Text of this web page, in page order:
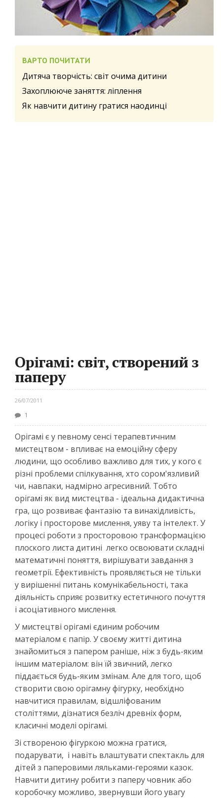
ВАРТО ПОЧИТАТИ
Дитяча творчість: світ очима дитини
Захоплююче заняття: ліплення
Як навчити дитину гратися наодинці
Орігамі: світ, створений з
паперу
26/07/2011
1
Орігамі є у певному сенсі терапевтичним
мистецтвом - впливає на емоційну сферу
людини, що особливо важливо для тих, у кого є
різні проблеми спілкування, хто сором'язливий
чи, навпаки, надмірно агресивний. Тобто
орігамі як вид мистецтва - ідеальна дидактична
гра, що розвиває фантазію та винахідливість,
логіку і просторове мислення, уяву та інтелект. У
процесі роботи з просторовою трансформацією
плоского листа дитині легко освоювати складні
математичні поняття, вирішувати завдання з
геометрії. Ефективність проявляється не тільки
у вирішенні питань комунікабельності, така
діяльність сприяє розвитку естетичного почуття
і асоціативного мислення.
У мистецтві орігамі єдиним робочим
матеріалом є папір. У своєму житті дитина
знайомиться з папером раніше, ніж з будь-яким
іншим матеріалом: він їй звичний, легко
піддається будь-яким змінам. Але для того, щоб
створити свою орігамну фігурку, необхідно
навчитися правилам, відшліфованим
століттями, дізнатися безліч древніх форм,
класичні моделі орігамі.
Зі створеною фігуркою можна гратися,
подарувати, і навіть влаштувати спектакль для
дітей з паперовими ляльками-героями казок.
Навчити дитину робити з паперу човник або
коробочку можливо, звернувши його увагу